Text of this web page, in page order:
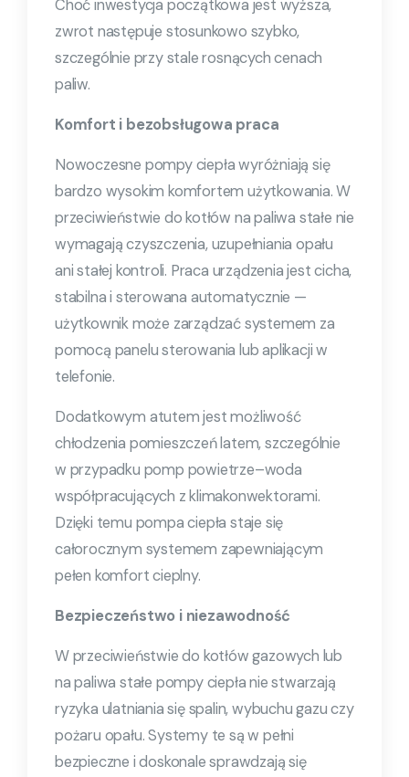
Choć inwestycja początkowa jest wyższa,
zwrot następuje stosunkowo szybko,
szczególnie przy stale rosnących cenach
paliw.
Komfort i bezobsługowa praca
Nowoczesne pompy ciepła wyróżniają się
bardzo wysokim komfortem użytkowania. W
przeciwieństwie do kotłów na paliwa stałe nie
wymagają czyszczenia, uzupełniania opału
ani stałej kontroli. Praca urządzenia jest cicha,
stabilna i sterowana automatycznie —
użytkownik może zarządzać systemem za
pomocą panelu sterowania lub aplikacji w
telefonie.
Dodatkowym atutem jest możliwość
chłodzenia pomieszczeń latem, szczególnie
w przypadku pomp powietrze–woda
współpracujących z klimakonwektorami.
Dzięki temu pompa ciepła staje się
całorocznym systemem zapewniającym
pełen komfort cieplny.
Bezpieczeństwo i niezawodność
W przeciwieństwie do kotłów gazowych lub
na paliwa stałe pompy ciepła nie stwarzają
ryzyka ulatniania się spalin, wybuchu gazu czy
pożaru opału. Systemy te są w pełni
bezpieczne i doskonale sprawdzają się